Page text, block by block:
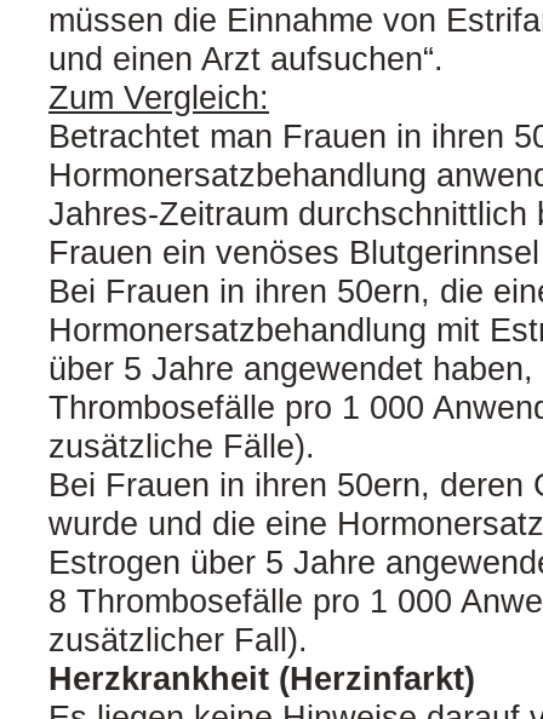
müssen die Einnahme von
und einen Arzt aufsuchen“.
Zum Vergleich:
Betrachtet man Frauen in ihren
Hormonersatzbehandlung
Jahres-Zeitraum durchschnittlich
Frauen ein venöses
Bei Frauen in ihren 50ern, die
Hormonersatzbehandlung mit
über 5 Jahre angewendet
Thrombosefälle pro 1 000
zusätzliche Fälle).
Bei Frauen in ihren 50ern, deren
wurde und die eine
Estrogen über 5 Jahre
8 Thrombosefälle pro 1 000
zusätzlicher Fall).
Herzkrankheit (Herzinfarkt)